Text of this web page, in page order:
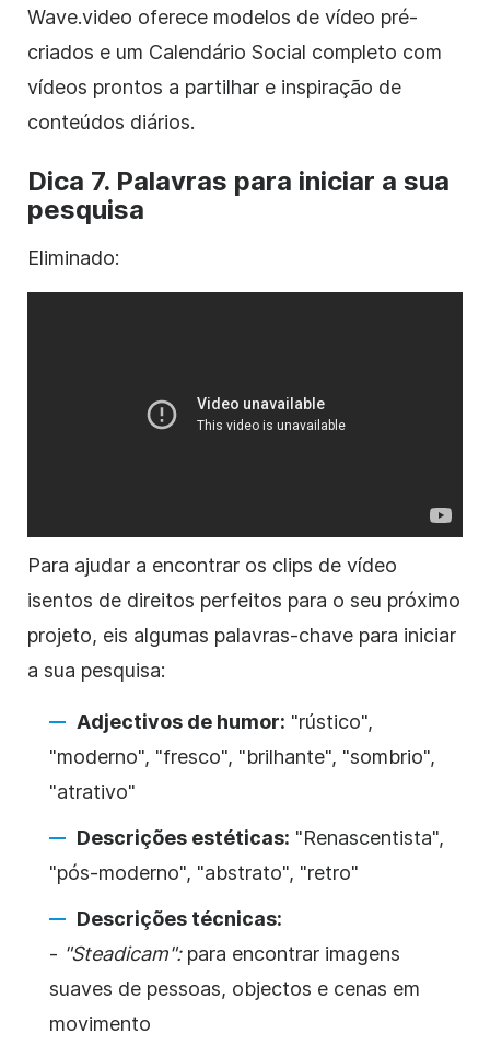
Wave.video oferece modelos de vídeo pré-
criados e um Calendário Social completo com
vídeos prontos a partilhar e inspiração de
conteúdos diários.
Dica 7. Palavras para iniciar a sua
pesquisa
Eliminado:
Para ajudar a encontrar os clips de vídeo
isentos de direitos perfeitos para o seu próximo
projeto, eis algumas palavras-chave para iniciar
a sua pesquisa:
Adjectivos de humor: "rústico",
"moderno", "fresco", "brilhante", "sombrio",
"atrativo"
Descrições estéticas: "Renascentista",
"pós-moderno", "abstrato", "retro"
Descrições técnicas:
- "Steadicam":para encontrar imagens
suaves de pessoas, objectos e cenas em
movimento